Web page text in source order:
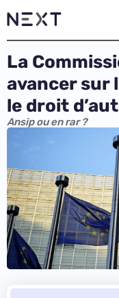
La
avancer sur
le droit
Ansip ou en rar ?